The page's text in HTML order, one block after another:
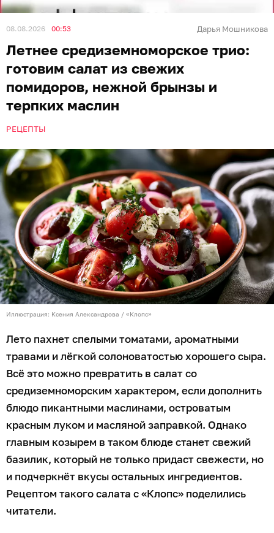
08.08.2026 00:53 Дарья Мошникова
Летнее средиземноморское трио:
готовим салат из свежих
помидоров, нежной брынзы и
терпких маслин
РЕЦЕПТЫ
Иллюстрация: Ксения Александрова / «Клопс»
Лето пахнет спелыми томатами, ароматными
травами и лёгкой солоноватостью хорошего сыра.
Всё это можно превратить в салат со
средиземноморским характером, если дополнить
блюдо пикантными маслинами, островатым
красным луком и масляной заправкой. Однако
главным козырем в таком блюде станет свежий
базилик, который не только придаст свежести, но
и подчеркнёт вкусы остальных ингредиентов.
Рецептом такого салата с «Клопс» поделились
читатели.